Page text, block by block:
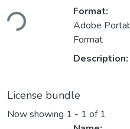
Format:
Adobe
Format
Description:
License bundle
Now showing 1 - 1 of 1